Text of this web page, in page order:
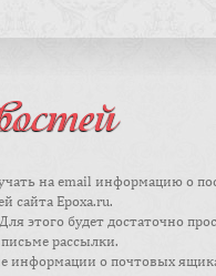
на email информацию о
сайта Epoxa.ru.
этого будет достаточно
рассылки.
информации о почтовых